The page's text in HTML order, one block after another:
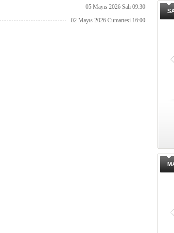
05 Mayıs 2026 Salı 09:30
02 Mayıs 2026 Cumartesi 16:00